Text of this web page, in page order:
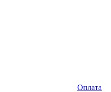
Оплата